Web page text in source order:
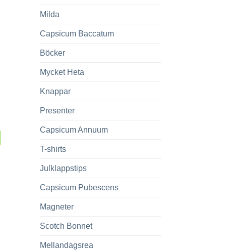
Milda
Capsicum Baccatum
Böcker
Mycket Heta
Knappar
Presenter
Capsicum Annuum
T-shirts
Julklappstips
Capsicum Pubescens
Magneter
Scotch Bonnet
Mellandagsrea